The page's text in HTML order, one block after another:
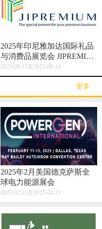
2025年印尼雅加达国际礼品
与消费品展览会 JIPREMIU
M
2025-09-11至2025-09-14
·更多·
2025年2月美国德克萨斯全
球电力能源展会
2025-02-11至2025-02-13